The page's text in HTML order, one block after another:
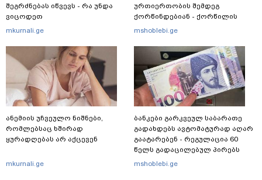
შეგრძნებას იწვევს - რა უნდა
ვიცოდეთ
mkurnali.ge
ანემიის უჩვეულო ნიშნები,
რომლებსაც ხშირად
ყურადღებას არ აქცევენ
mkurnali.ge
ურთიერთობის შემდეგ
ქორწინდებიან - ქორწილის
პირველი დეტალები
mshoblebi.ge
ბანკები გარკვეულ საბარათე
გადახდებს ავტომატურად აღარ
გაატარებენ - რეგულაცია 60
წელს გადაცილებულ პირებს
შეეხება
mshoblebi.ge